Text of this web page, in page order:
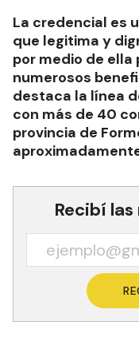
La credencial es
que legitima y
por medio de
numerosos
destaca la línea
con más de 40
provincia de
Recibí